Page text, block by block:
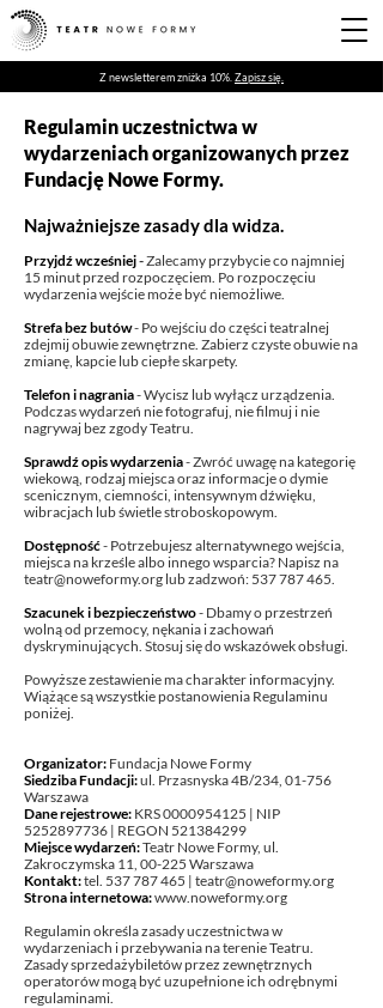
Z newsletterem zniżka 10%. Zapisz się.
Regulamin uczestnictwa w
wydarzeniach organizowanych przez
Fundację Nowe Formy.
Najważniejsze zasady dla widza.
Przyjdź wcześniej-Zalecamy przybycie co najmniej
15 minut przed rozpoczęciem. Po rozpoczęciu
wydarzenia wejście może być niemożliwe.
Strefa bez butów- Po wejściu do części teatralnej
zdejmij obuwie zewnętrzne. Zabierz czyste obuwie na
zmianę, kapcie lub ciepłe skarpety.
Telefon i nagrania- Wycisz lub wyłącz urządzenia.
Podczas wydarzeń nie fotografuj, nie filmuj i nie
nagrywaj bez zgody Teatru.
Sprawdź opis wydarzenia- Zwróć uwagę na kategorię
wiekową, rodzaj miejsca oraz informacje o dymie
scenicznym, ciemności, intensywnym dźwięku,
wibracjach lub świetle stroboskopowym.
Dostępność- Potrzebujesz alternatywnego wejścia,
miejsca na krześle albo innego wsparcia? Napisz na
teatr@noweformy.org lub zadzwoń: 537 787 465.
Szacunek i bezpieczeństwo- Dbamy o przestrzeń
wolną od przemocy, nękania i zachowań
dyskryminujących. Stosuj się do wskazówek obsługi.
Powyższe zestawienie ma charakter informacyjny.
Wiążące są wszystkie postanowienia Regulaminu
poniżej.
Organizator: Fundacja Nowe Formy
Siedziba Fundacji:ul. Przasnyska 4B/234, 01-756
Warszawa
Dane rejestrowe: KRS0000954125 | NIP
5252897736 | REGON 521384299
Miejsce wydarzeń:Teatr Nowe Formy, ul.
Zakroczymska 11, 00-225 Warszawa
Kontakt:tel. 537 787 465 | teatr@noweformy.org
Strona internetowa:www.noweformy.org
Regulamin określa zasady uczestnictwa w
wydarzeniach i przebywania na terenie Teatru.
Zasady sprzedażybiletów przez zewnętrznych
operatorów mogą być uzupełnione ich odrębnymi
regulaminami.